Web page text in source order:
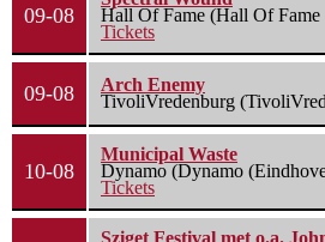
09-08
Hall Of Fame (Hall Of
Tickets
09-08
Arch Enemy
TivoliVredenburg
10-08
Municipal Waste
Dynamo (Dynamo
Tickets